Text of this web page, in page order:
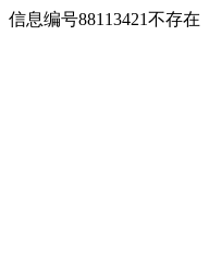
信息编号88113421不存在